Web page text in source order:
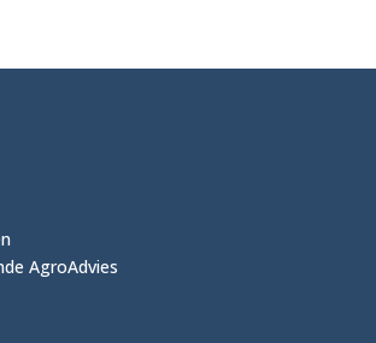
AgroAdvies